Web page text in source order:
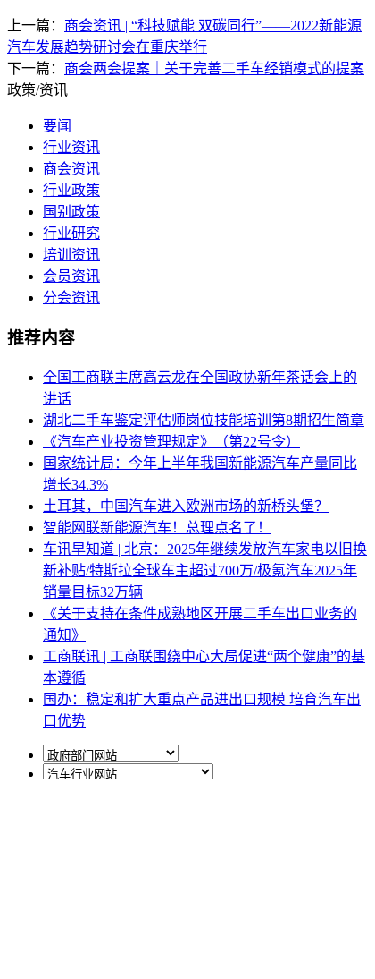
上一篇： 商会资讯 | “科技赋能 双碳同行”——2022新能源
汽车发展趋势研讨会在重庆举行
下一篇： 商会两会提案｜关于完善二手车经销模式的提案
政策/资讯
要闻
行业资讯
商会资讯
行业政策
国别政策
行业研究
培训资讯
会员资讯
分会资讯
推荐内容
全国工商联主席高云龙在全国政协新年茶话会上的
讲话
湖北二手车鉴定评估师岗位技能培训第8期招生简章
《汽车产业投资管理规定》（第22号令）
国家统计局：今年上半年我国新能源汽车产量同比
增长34.3%
土耳其，中国汽车进入欧洲市场的新桥头堡？
智能网联新能源汽车！总理点名了！
车讯早知道 | 北京：2025年继续发放汽车家电以旧换
新补贴/特斯拉全球车主超过700万/极氪汽车2025年
销量目标32万辆
《关于支持在条件成熟地区开展二手车出口业务的
通知》
工商联讯 | 工商联围绕中心大局促进“两个健康”的基
本遵循
国办：稳定和扩大重点产品进出口规模 培育汽车出
口优势